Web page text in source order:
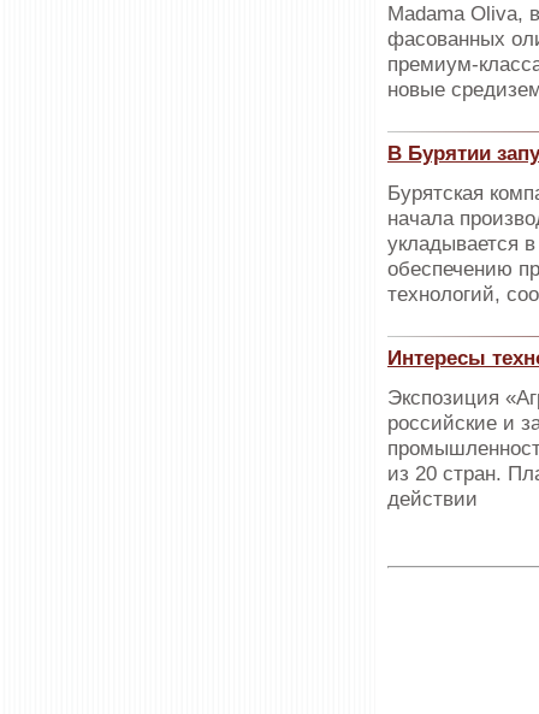
Madama Oliva,
фасованных
премиум-
новые
В Бурятии
Бурятская
начала
укладывается
обеспечению
технологий,
Интересы
Экспозиция
российские и
из 20 стран.
действии